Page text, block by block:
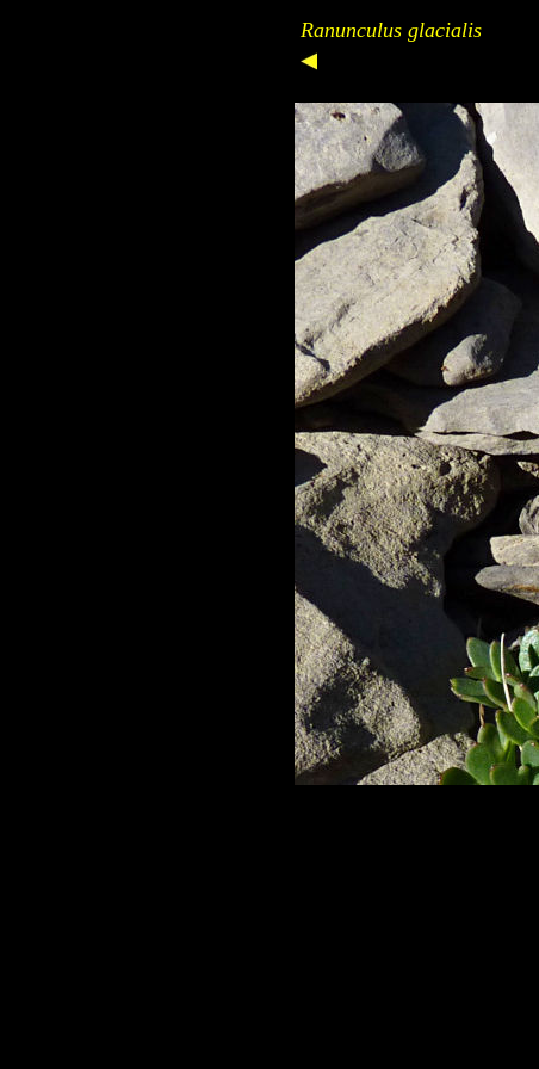
Ranunculus glacialis